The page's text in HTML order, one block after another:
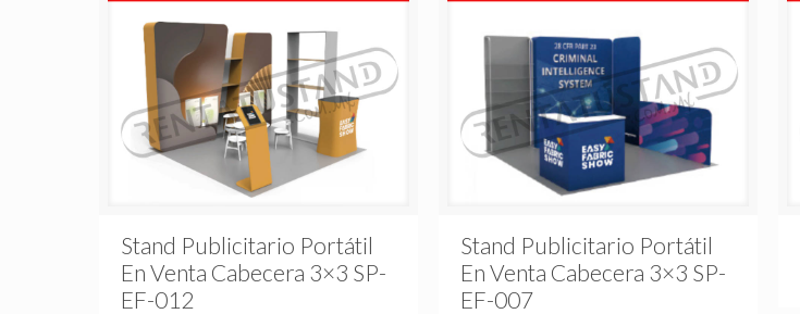
Stand Publicitario Portátil
En Venta Cabecera 3×3 SP-
EF-012
Stand Publicitario Portátil
En Venta Cabecera 3×3 SP-
EF-007